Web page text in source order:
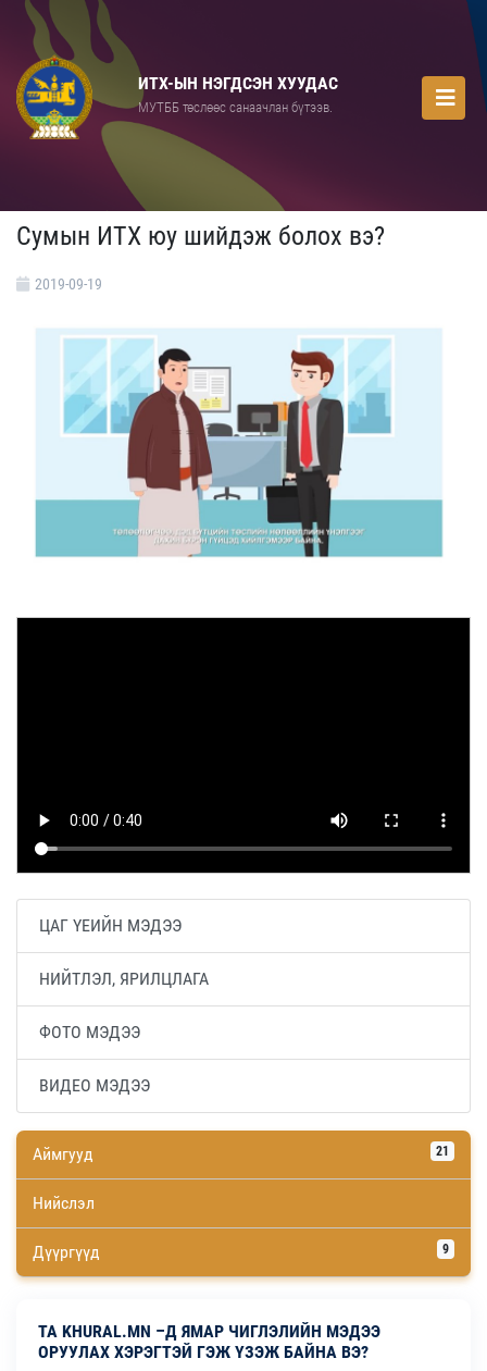
ИТХ-ЫН НЭГДСЭН ХУУДАС
МУТББ төслөөс санаачлан бүтээв.
Сумын ИТХ юу шийдэж болох вэ?
2019-09-19
ЦАГ ҮЕИЙН МЭДЭЭ
НИЙТЛЭЛ, ЯРИЛЦЛАГА
ФОТО МЭДЭЭ
ВИДЕО МЭДЭЭ
Аймгууд 21
Нийслэл
Дүүргүүд 9
ТА KHURAL.MN –Д ЯМАР ЧИГЛЭЛИЙН МЭДЭЭ
ОРУУЛАХ ХЭРЭГТЭЙ ГЭЖ ҮЗЭЖ БАЙНА ВЭ?